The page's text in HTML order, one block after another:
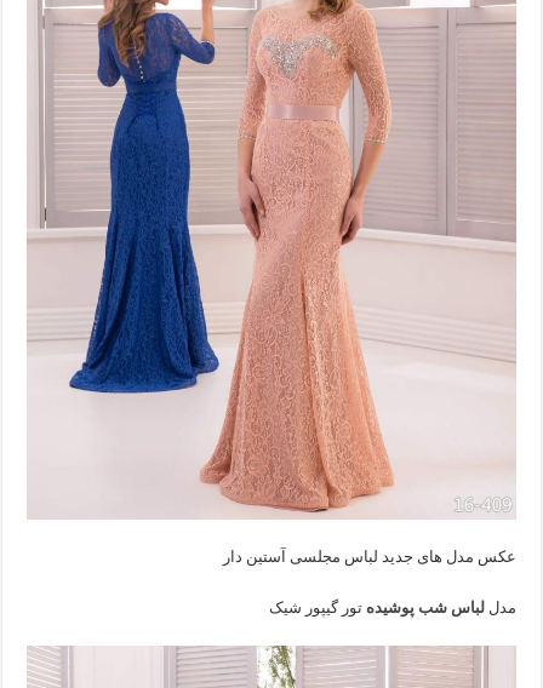
عکس مدل های جدید لباس مجلسی آستین دار
مدللباس شب پوشیده تور گیپور شیک